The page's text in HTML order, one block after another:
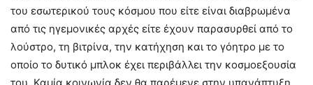
του εσωτερικού τους κόσμου που είτε είναι διαβρωμένα
από τις ηγεμονικές αρχές είτε έχουν παρασυρθεί από το
λούστρο, τη βιτρίνα, την κατήχηση και το γόητρο με το
οποίο το δυτικό μπλοκ έχει περιβάλλει την κοσμοεξουσία
του. Καμία κοινωνία δεν θα παρέμενε στην υπανάπτυξη